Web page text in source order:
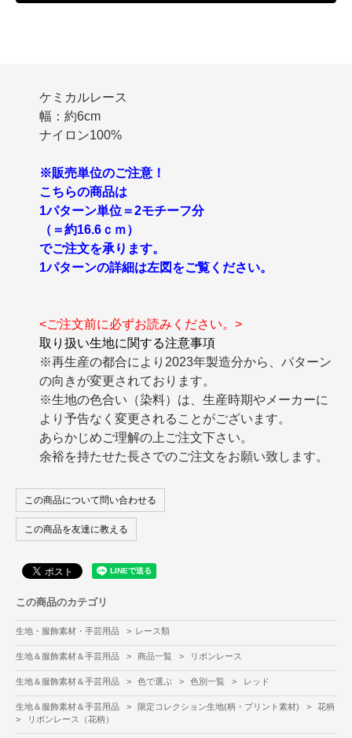
ケミカルレース
幅：約6cm
ナイロン100%
※販売単位のご注意！
こちらの商品は
1パターン単位＝2モチーフ分
（＝約16.6ｃｍ）
でご注文を承ります。
1パターンの詳細は左図をご覧ください。
<ご注文前に必ずお読みください。>
取り扱い生地に関する注意事項
※再生産の都合により2023年製造分から、パターン
の向きが変更されております。
※生地の色合い（染料）は、生産時期やメーカーに
より予告なく変更されることがございます。
あらかじめご理解の上ご注文下さい。
余裕を持たせた長さでのご注文をお願い致します。
この商品について問い合わせる
この商品を友達に教える
この商品のカテゴリ
生地・服飾素材・手芸用品 > レース類
生地＆服飾素材＆手芸用品 > 商品一覧 > リボンレース
生地＆服飾素材＆手芸用品 > 色で選ぶ > 色別一覧 > レッド
生地＆服飾素材＆手芸用品 > 限定コレクション生地(柄・プリント素材) >
花柄
>
リボンレース（花柄）